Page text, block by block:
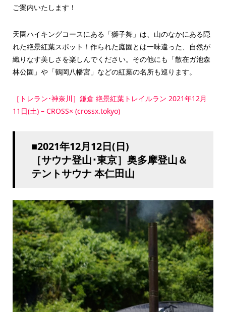
ご案内いたします！
天園ハイキングコースにある「獅子舞」は、山のなかにある隠
れた絶景紅葉スポット！作られた庭園とは一味違った、自然が
織りなす美しさを楽しんでください。その他にも「散在ガ池森
林公園」や「鶴岡八幡宮」などの紅葉の名所も巡ります。
［トレラン･神奈川］鎌倉 絶景紅葉トレイルラン 2021年12月
11日(土) – CROSS× (crossx.tokyo)
■2021年12月12日(日)
［サウナ登山･東京］奥多摩登山＆
テントサウナ 本仁田山